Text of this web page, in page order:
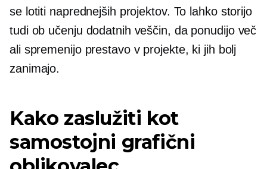
se lotiti naprednejših projektov. To lahko storijo
tudi ob učenju dodatnih veščin, da ponudijo več
ali spremenijo prestavo v projekte, ki jih bolj
zanimajo.
Kako zaslužiti kot
samostojni grafični